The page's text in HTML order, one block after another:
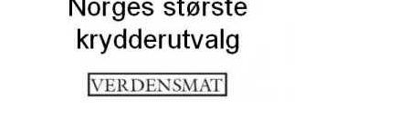
Om oss
Nettbutikk